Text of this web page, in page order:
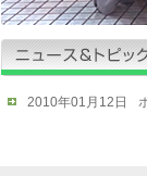
2010年01月12日